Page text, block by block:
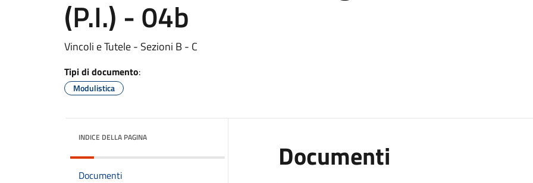
(P.I.) - 04b
Vincoli e Tutele - Sezioni B - C
Tipi di documento:
Modulistica
INDICE DELLA PAGINA
Documenti
Documenti